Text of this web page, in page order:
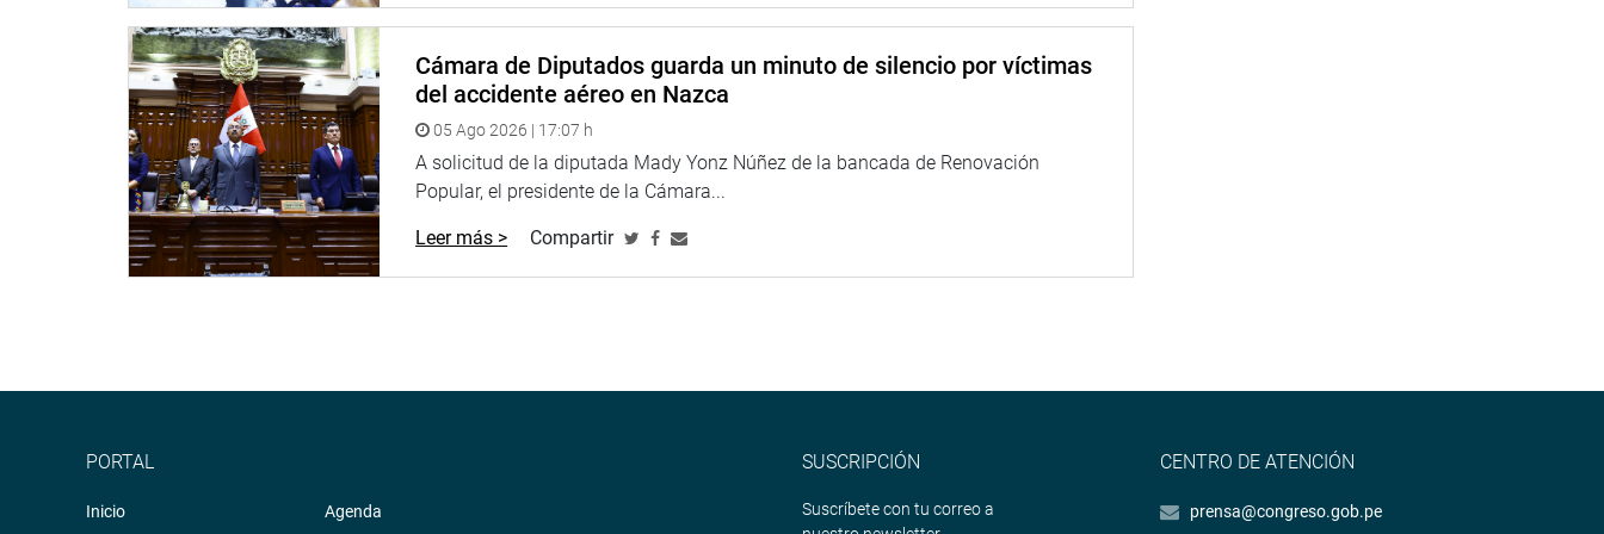
38.7 millones de soles y del Instituto Nacional de Radio y Televisión del Perú a 88.0 millones de soles.
Entre los logros del 2018 dijo que se está coordinando el descubrimiento de un nuevo palacio de Chanchán que
será un evento internacional para lo cual se convocará a prensa extranjera, como parte del apoyo a la visibilidad
de nuestro legado arqueológico.
Informó que el ministerio impulsó el descubrimiento de nuevas galerías subterráneas en Chavín así como otros
hallazgos en Palpa – Ica y en Tucume –Lambayeque y remarcó que al 2021 los 55 museos nacionales estarán
puestos en valor y totalmente remodelados.
En su intervención, la congresista Mercedes Araoz (PPK) cuestionó el mayor reporte en materia de gastos de
Por su parte, la legisladora María Melgarejo (FP) dijo que no hay capacidad de gasto y cuestionó qué está
Manifestó su preocupación por que el dinero que no ha sido gastado se revertirá al Estado. “Cómo podemos
sitios arqueológicos”, remarcó la legisladora
Cámara de Diputados guarda un minuto de silencio por víctimas
del accidente aéreo en Nazca
05 Ago 2026 | 17:07 h
A solicitud de la diputada Mady Yonz Núñez de la bancada de Renovación
Popular, el presidente de la Cámara...
Leer más > Compartir
PORTAL
Inicio Agenda
SUSCRIPCIÓN
Suscríbete con tu correo a
CENTRO DE ATENCIÓN
prensa@congreso.gob.pe